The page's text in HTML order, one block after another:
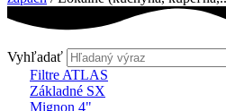
Vyhľadať
Filtre ATLAS
Základné SX
Mignon 4"